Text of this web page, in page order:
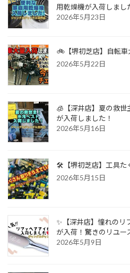
用乾燥機が入荷しまし
2026年5月23日
🚲【堺初芝店】自転車
2026年5月22日
🧊【深井店】夏の救世
が入荷しました！
2026年5月16日
🛠️【堺初芝店】工具た
2026年5月15日
✨【深井店】憧れのリ
が入荷！驚きのリユー
2026年5月9日